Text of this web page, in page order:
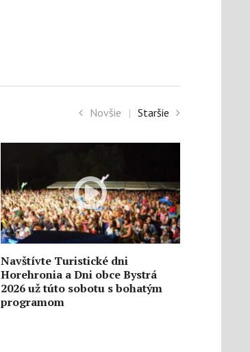
Novšie | Staršie
Navštívte Turistické dni
Horehronia a Dni obce Bystrá
2026 už túto sobotu s bohatým
programom